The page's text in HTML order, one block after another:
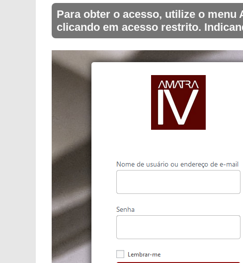
Para obter o acesso, utilize o menu
clicando em acesso restrito.